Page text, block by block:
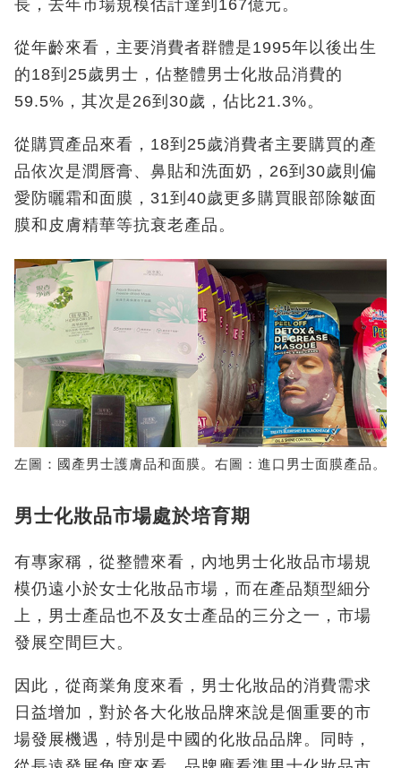
長，去年市場規模估計達到167億元。
從年齡來看，主要消費者群體是1995年以後出生
的18到25歲男士，佔整體男士化妝品消費的
59.5%，其次是26到30歲，佔比21.3%。
從購買產品來看，18到25歲消費者主要購買的產
品依次是潤唇膏、鼻貼和洗面奶，26到30歲則偏
愛防曬霜和面膜，31到40歲更多購買眼部除皺面
膜和皮膚精華等抗衰老產品。
左圖：國產男士護膚品和面膜。右圖：進口男士面膜產品。
男士化妝品市場處於培育期
有專家稱，從整體來看，內地男士化妝品市場規
模仍遠小於女士化妝品市場，而在產品類型細分
上，男士產品也不及女士產品的三分之一，市場
發展空間巨大。
因此，從商業角度來看，男士化妝品的消費需求
日益增加，對於各大化妝品牌來說是個重要的市
場發展機遇，特別是中國的化妝品品牌。同時，